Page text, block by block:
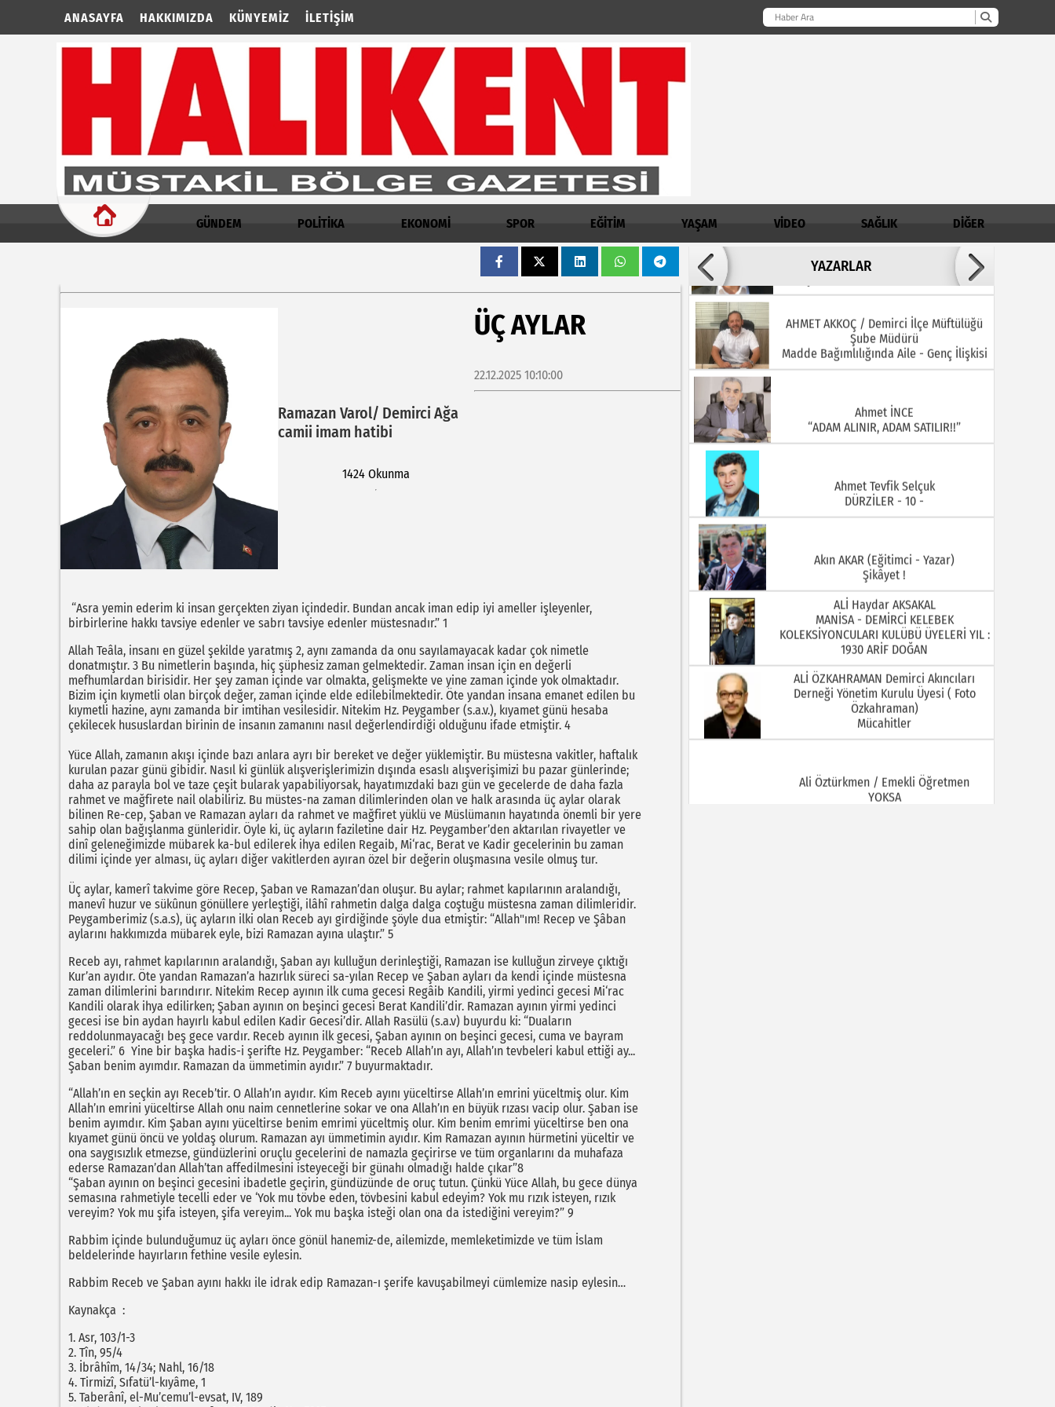
ANASAYFA HAKKIMIZDA KÜNYEMIZ İLETIŞIM
GÜNDEM POLİTİKA EKONOMİ SPOR EĞİTİM YAŞAM VİDEO SAĞLIK DİĞER
Ramazan Varol/ Demirci Ağa
camii imam hatibi
1424 Okunma
ÜÇ AYLAR
22.12.2025 10:10:00
“Asra yemin ederim ki insan gerçekten ziyan içindedir. Bundan ancak iman edip iyi ameller işleyenler,
birbirlerine hakkı tavsiye edenler ve sabrı tavsiye edenler müstesnadır.” 1
Allah Teâla, insanı en güzel şekilde yaratmış 2, aynı zamanda da onu sayılamayacak kadar çok nimetle
donatmıştır. 3 Bu nimetlerin başında, hiç şüphesiz zaman gelmektedir. Zaman insan için en değerli
mefhumlardan birisidir. Her şey zaman içinde var olmakta, gelişmekte ve yine zaman içinde yok olmaktadır.
Bizim için kıymetli olan birçok değer, zaman içinde elde edilebilmektedir. Öte yandan insana emanet edilen bu
kıymetli hazine, aynı zamanda bir imtihan vesilesidir. Nitekim Hz. Peygamber (s.a.v.), kıyamet günü hesaba
çekilecek hususlardan birinin de insanın zamanını nasıl değerlendirdiği olduğunu ifade etmiştir. 4
Yüce Allah, zamanın akışı içinde bazı anlara ayrı bir bereket ve değer yüklemiştir. Bu müstesna vakitler, haftalık
kurulan pazar günü gibidir. Nasıl ki günlük alışverişlerimizin dışında esaslı alışverişimizi bu pazar günlerinde;
daha az parayla bol ve taze çeşit bularak yapabiliyorsak, hayatımızdaki bazı gün ve gecelerde de daha fazla
rahmet ve mağfirete nail olabiliriz. Bu müstes-na zaman dilimlerinden olan ve halk arasında üç aylar olarak
bilinen Re-cep, Şaban ve Ramazan ayları da rahmet ve mağfiret yüklü ve Müslümanın hayatında önemli bir yere
sahip olan bağışlanma günleridir. Öyle ki, üç ayların faziletine dair Hz. Peygamber’den aktarılan rivayetler ve
dinî geleneğimizde mübarek ka-bul edilerek ihya edilen Regaib, Mi‘rac, Berat ve Kadir gecelerinin bu zaman
dilimi içinde yer alması, üç ayları diğer vakitlerden ayıran özel bir değerin oluşmasına vesile olmuş tur.
Üç aylar, kamerî takvime göre Recep, Şaban ve Ramazan’dan oluşur. Bu aylar; rahmet kapılarının aralandığı,
manevî huzur ve sükûnun gönüllere yerleştiği, ilâhî rahmetin dalga dalga coştuğu müstesna zaman dilimleridir.
Peygamberimiz (s.a.s), üç ayların ilki olan Receb ayı girdiğinde şöyle dua etmiştir: “Allah"ım! Recep ve Şâban
aylarını hakkımızda mübarek eyle, bizi Ramazan ayına ulaştır.” 5
Receb ayı, rahmet kapılarının aralandığı, Şaban ayı kulluğun derinleştiği, Ramazan ise kulluğun zirveye çıktığı
Kur’an ayıdır. Öte yandan Ramazan’a hazırlık süreci sa-yılan Recep ve Şaban ayları da kendi içinde müstesna
zaman dilimlerini barındırır. Nitekim Recep ayının ilk cuma gecesi Regâib Kandili, yirmi yedinci gecesi Mi‘rac
Kandili olarak ihya edilirken; Şaban ayının on beşinci gecesi Berat Kandili’dir. Ramazan ayının yirmi yedinci
gecesi ise bin aydan hayırlı kabul edilen Kadir Gecesi’dir. Allah Rasülü (s.a.v) buyurdu ki: “Duaların
reddolunmayacağı beş gece vardır. Receb ayının ilk gecesi, Şaban ayının on beşinci gecesi, cuma ve bayram
geceleri.” 6 Yine bir başka hadis-i şerifte Hz. Peygamber: “Receb Allah’ın ayı, Allah’ın tevbeleri kabul ettiği ay...
Şaban benim ayımdır. Ramazan da ümmetimin ayıdır.” 7 buyurmaktadır.
“Allah’ın en seçkin ayı Receb’tir. O Allah’ın ayıdır. Kim Receb ayını yüceltirse Allah’ın emrini yüceltmiş olur. Kim
Allah’ın emrini yüceltirse Allah onu naim cennetlerine sokar ve ona Allah’ın en büyük rızası vacip olur. Şaban ise
benim ayımdır. Kim Şaban ayını yüceltirse benim emrimi yüceltmiş olur. Kim benim emrimi yüceltirse ben ona
kıyamet günü öncü ve yoldaş olurum. Ramazan ayı ümmetimin ayıdır. Kim Ramazan ayının hürmetini yüceltir ve
ona saygısızlık etmezse, gündüzlerini oruçlu gecelerini de namazla geçirirse ve tüm organlarını da muhafaza
ederse Ramazan’dan Allah’tan affedilmesini isteyeceği bir günahı olmadığı halde çıkar”8
“Şaban ayının on beşinci gecesini ibadetle geçirin, gündüzünde de oruç tutun. Çünkü Yüce Allah, bu gece dünya
semasına rahmetiyle tecelli eder ve ‘Yok mu tövbe eden, tövbesini kabul edeyim? Yok mu rızık isteyen, rızık
vereyim? Yok mu şifa isteyen, şifa vereyim... Yok mu başka isteği olan ona da istediğini vereyim?” 9
Rabbim içinde bulunduğumuz üç ayları önce gönül hanemiz-de, ailemizde, memleketimizde ve tüm İslam
beldelerinde hayırların fethine vesile eylesin.
Rabbim Receb ve Şaban ayını hakkı ile idrak edip Ramazan-ı şerife kavuşabilmeyi cümlemize nasip eylesin…
Kaynakça :
1. Asr, 103/1-3
2. Tîn, 95/4
3. İbrâhîm, 14/34; Nahl, 16/18
4. Tirmizî, Sıfatü’l-kıyâme, 1
5. Taberânî, el-Mu’cemu’l-evsat, IV, 189
YAZARLAR
İNŞALLAH MUHSİNLERDEN OLURUZ!
AHMET AKKOÇ / Demirci İlçe Müftülüğü
Şube Müdürü
Madde Bağımlılığında Aile - Genç İlişkisi
Ahmet İNCE
“ADAM ALINIR, ADAM SATILIR!!”
Ahmet Tevfik Selçuk
DÜRZİLER - 10 -
Akın AKAR (Eğitimci - Yazar)
Şikâyet !
ALİ Haydar AKSAKAL
MANİSA - DEMİRCİ KELEBEK
KOLEKSİYONCULARI KULÜBÜ ÜYELERİ YIL :
1930 ARİF DOĞAN
ALİ ÖZKAHRAMAN Demirci Akıncıları
Derneği Yönetim Kurulu Üyesi ( Foto
Özkahraman)
Mücahitler
Ali Öztürkmen / Emekli Öğretmen
YOKSA